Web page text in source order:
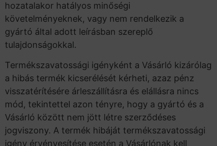
hozatalakor hatályos minőségi
követelményeknek, vagy nem rendelkezik a
gyártó által adott leírásban szereplő
tulajdonságokkal.
Termékszavatossági igényként a Vásárló kizárólag
a hibás termék kicserélését kérheti, azaz pénz
visszatérítésére árleszállításra és elállásra nincs
mód, tekintettel azon tényre, hogy a gyártó és a
Vásárló között nem jött létre szerződéses
jogviszony. A termék hibáját termékszavatossági
igény érvényesítése esetén a Vásárlónak kell